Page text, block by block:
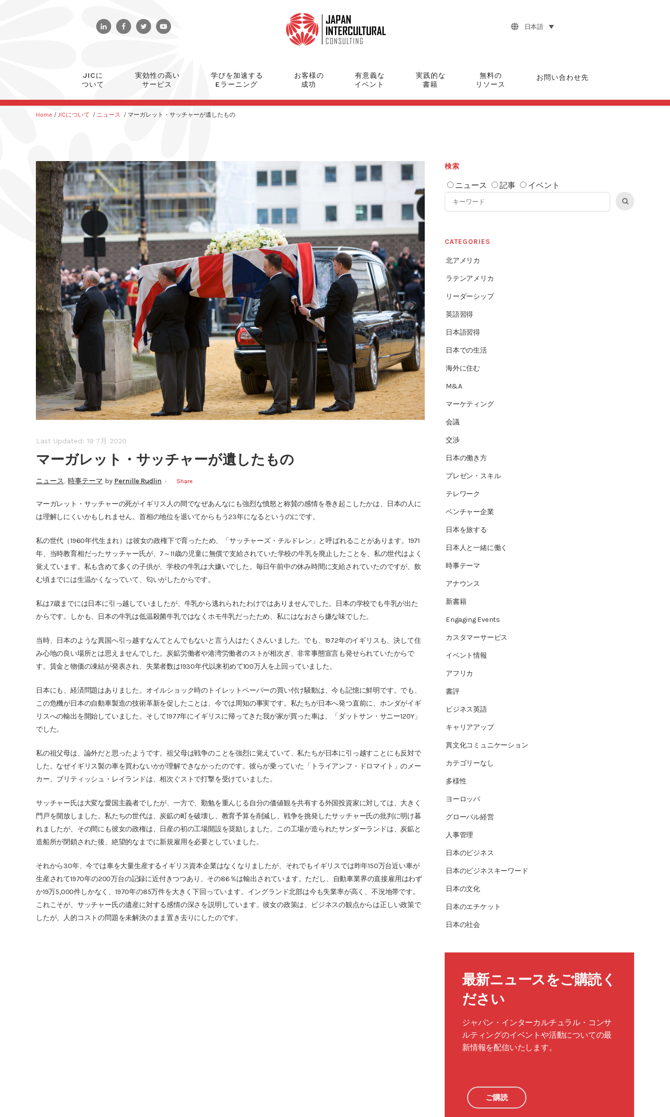
日本語
JICに
ついて
実効性の高い
サービス
学びを加速する
Eラーニング
お客様の
成功
有意義な
イベント
実践的な
書籍
無料の
リソース
お問い合わせ先
Home / JICについて / ニュース / マーガレット・サッチャーが遺したもの
Last Updated: 19 7月 2020
マーガレット・サッチャーが遺したもの
ニュース, 時事テーマ by Pernille Rudlin Share
マーガレット・サッチャーの死がイギリス人の間でなぜあんなにも強烈な憤怒と称賛の感情を巻き起こしたかは、日本の人に
は理解しにくいかもしれません。首相の地位を退いてからもう23年になるというのにです。
私の世代（1960年代生まれ）は彼女の政権下で育ったため、「サッチャーズ・チルドレン」と呼ばれることがあります。1971
年、当時教育相だったサッチャー氏が、7～11歳の児童に無償で支給されていた学校の牛乳を廃止したことを、私の世代はよく
覚えています。私も含めて多くの子供が、学校の牛乳は大嫌いでした。毎日午前中の休み時間に支給されていたのですが、飲
む頃までには生温かくなっていて、匂いがしたからです。
私は7歳までには日本に引っ越していましたが、牛乳から逃れられたわけではありませんでした。日本の学校でも牛乳が出た
からです。しかも、日本の牛乳は低温殺菌牛乳ではなくホモ牛乳だったため、私にはなおさら嫌な味でした。
当時、日本のような異国へ引っ越すなんてとんでもないと言う人はたくさんいました。でも、1972年のイギリスも、決して住
み心地の良い場所とは思えませんでした。炭鉱労働者や港湾労働者のストが相次ぎ、非常事態宣言も発せられていたからで
す。賃金と物価の凍結が発表され、失業者数は1930年代以来初めて100万人を上回っていました。
日本にも、経済問題はありました。オイルショック時のトイレットペーパーの買い付け騒動は、今も記憶に鮮明です。でも、
この危機が日本の自動車製造の技術革新を促したことは、今では周知の事実です。私たちが日本へ発つ直前に、ホンダがイギ
リスへの輸出を開始していました。そして1977年にイギリスに帰ってきた我が家が買った車は、「ダットサン・サニー120Y」
でした。
私の祖父母は、論外だと思ったようです。祖父母は戦争のことを強烈に覚えていて、私たちが日本に引っ越すことにも反対で
した。なぜイギリス製の車を買わないかが理解できなかったのです。彼らが乗っていた「トライアンフ・ドロマイト」のメー
カー、ブリティッシュ・レイランドは、相次ぐストで打撃を受けていました。
サッチャー氏は大変な愛国主義者でしたが、一方で、勤勉を重んじる自分の価値観を共有する外国投資家に対しては、大きく
門戸を開放しました。私たちの世代は、炭鉱の町を破壊し、教育予算を削減し、戦争を挑発したサッチャー氏の批判に明け暮
れましたが、その間にも彼女の政権は、日産の初の工場開設を奨励しました。この工場が造られたサンダーランドは、炭鉱と
造船所が閉鎖された後、絶望的なまでに新規雇用を必要としていました。
それから30年、今では車を大量生産するイギリス資本企業はなくなりましたが、それでもイギリスでは昨年150万台近い車が
生産されて1970年の200万台の記録に近付きつつあり、その86％は輸出されています。ただし、自動車業界の直接雇用はわず
か19万5,000件しかなく、1970年の85万件を大きく下回っています。イングランド北部は今も失業率が高く、不況地帯です。
これこそが、サッチャー氏の遺産に対する感情の深さを説明しています。彼女の政策は、ビジネスの観点からは正しい政策で
したが、人的コストの問題を未解決のまま置き去りにしたのです。
検索
ニュース 記事 イベント
CATEGORIES
北アメリカ
ラテンアメリカ
リーダーシップ
英語習得
日本語習得
日本での生活
海外に住む
M&A
マーケティング
会議
交渉
日本の働き方
プレゼン・スキル
テレワーク
ベンチャー企業
日本を旅する
日本人と一緒に働く
時事テーマ
アナウンス
新書籍
Engaging Events
カスタマーサービス
イベント情報
アフリカ
書評
ビジネス英語
キャリアアップ
異文化コミュニケーション
カテゴリーなし
多様性
ヨーロッパ
グローバル経営
人事管理
日本のビジネス
日本のビジネスキーワード
日本の文化
日本のエチケット
日本の社会
最新ニュースをご購読く
ださい
ジャパン・インターカルチュラル・コンサ
ルティングのイベントや活動についての最
新情報を配信いたします。
ご購読